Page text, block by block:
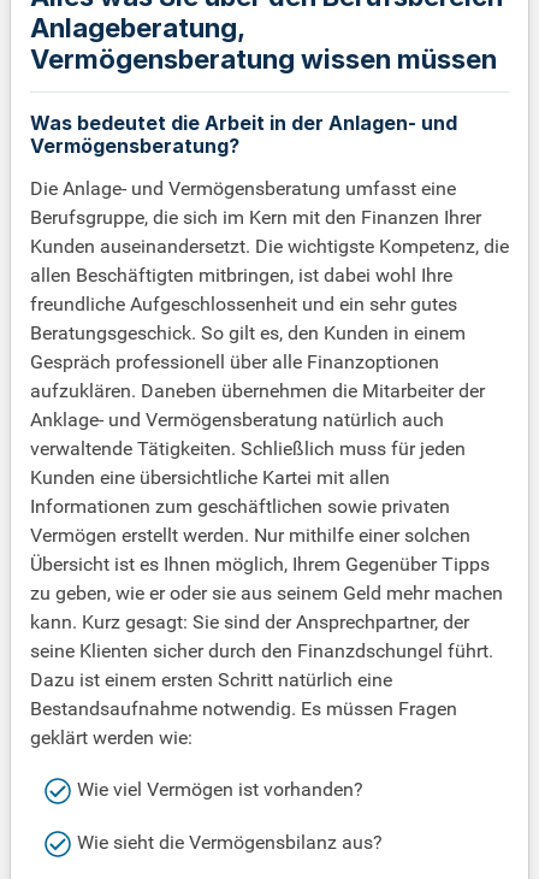
Anlageberatung,
Vermögensberatung wissen müssen
Was bedeutet die Arbeit in der Anlagen- und
Vermögensberatung?
Die Anlage- und Vermögensberatung umfasst eine
Berufsgruppe, die sich im Kern mit den Finanzen Ihrer
Kunden auseinandersetzt. Die wichtigste Kompetenz, die
allen Beschäftigten mitbringen, ist dabei wohl Ihre
freundliche Aufgeschlossenheit und ein sehr gutes
Beratungsgeschick. So gilt es, den Kunden in einem
Gespräch professionell über alle Finanzoptionen
aufzuklären. Daneben übernehmen die Mitarbeiter der
Anklage- und Vermögensberatung natürlich auch
verwaltende Tätigkeiten. Schließlich muss für jeden
Kunden eine übersichtliche Kartei mit allen
Informationen zum geschäftlichen sowie privaten
Vermögen erstellt werden. Nur mithilfe einer solchen
Übersicht ist es Ihnen möglich, Ihrem Gegenüber Tipps
zu geben, wie er oder sie aus seinem Geld mehr machen
kann. Kurz gesagt: Sie sind der Ansprechpartner, der
seine Klienten sicher durch den Finanzdschungel führt.
Dazu ist einem ersten Schritt natürlich eine
Bestandsaufnahme notwendig. Es müssen Fragen
geklärt werden wie:
Wie viel Vermögen ist vorhanden?
Wie sieht die Vermögensbilanz aus?